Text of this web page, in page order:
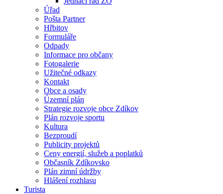
Úřad
Pošta Partner
Hřbitov
Formuláře
Odpady
Informace pro občany
Fotogalerie
Užitečné odkazy
Kontakt
Obce a osady
Územní plán
Strategie rozvoje obce Zdíkov
Plán rozvoje sportu
Kultura
Bezproudí
Publicity projektů
Ceny energií, služeb a poplatků
Občasník Zdíkovsko
Plán zimní údržby
Hlášení rozhlasu
Turista